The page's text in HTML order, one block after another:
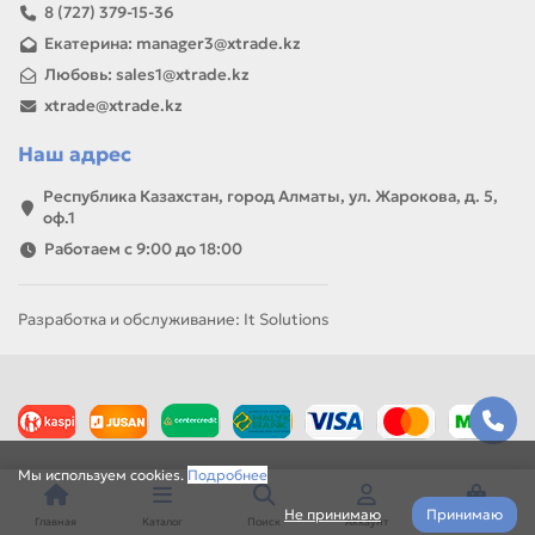
Мы используем cookies. Подробнее
Не принимаю Принимаю
8 (727) 379-15-36
Екатерина: manager3@xtrade.kz
Любовь: sales1@xtrade.kz
xtrade@xtrade.kz
Наш адрес
Республика Казахстан, город Алматы, ул. Жарокова, д. 5,
оф.1
Работаем с 9:00 до 18:00
Разработка и обслуживание: It Solutions
Главная Каталог Поиск Аккаунт Корзина